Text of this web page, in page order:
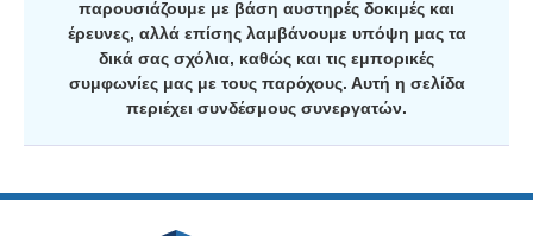
παρουσιάζουμε με βάση αυστηρές δοκιμές και
έρευνες, αλλά επίσης λαμβάνουμε υπόψη μας τα
δικά σας σχόλια, καθώς και τις εμπορικές
συμφωνίες μας με τους παρόχους. Αυτή η σελίδα
περιέχει συνδέσμους συνεργατών.